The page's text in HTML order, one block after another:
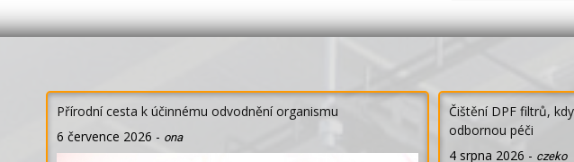
Přírodní cesta k účinnému odvodnění organismu
6 července 2026 - ona
Čištění DPF filtrů,
odbornou péči
4 srpna 2026 - czeko